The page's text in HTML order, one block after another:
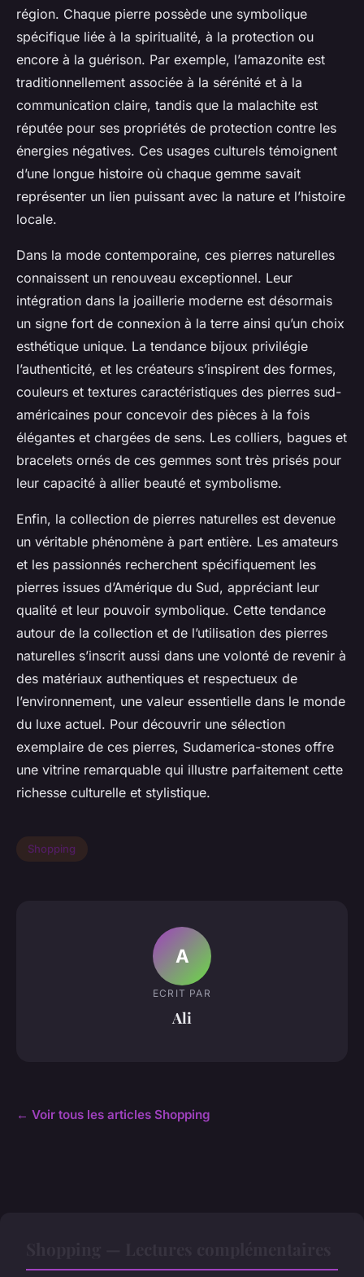
région. Chaque pierre possède une symbolique
spécifique liée à la spiritualité, à la protection ou
encore à la guérison. Par exemple, l’amazonite est
traditionnellement associée à la sérénité et à la
communication claire, tandis que la malachite est
réputée pour ses propriétés de protection contre les
énergies négatives. Ces usages culturels témoignent
d’une longue histoire où chaque gemme savait
représenter un lien puissant avec la nature et l’histoire
locale.
Dans la mode contemporaine, ces pierres naturelles
connaissent un renouveau exceptionnel. Leur
intégration dans la joaillerie moderne est désormais
un signe fort de connexion à la terre ainsi qu’un choix
esthétique unique. La tendance bijoux privilégie
l’authenticité, et les créateurs s’inspirent des formes,
couleurs et textures caractéristiques des pierres sud-
américaines pour concevoir des pièces à la fois
élégantes et chargées de sens. Les colliers, bagues et
bracelets ornés de ces gemmes sont très prisés pour
leur capacité à allier beauté et symbolisme.
Enfin, la collection de pierres naturelles est devenue
un véritable phénomène à part entière. Les amateurs
et les passionnés recherchent spécifiquement les
pierres issues d’Amérique du Sud, appréciant leur
qualité et leur pouvoir symbolique. Cette tendance
autour de la collection et de l’utilisation des pierres
naturelles s’inscrit aussi dans une volonté de revenir à
des matériaux authentiques et respectueux de
l’environnement, une valeur essentielle dans le monde
du luxe actuel. Pour découvrir une sélection
exemplaire de ces pierres, Sudamerica-stones offre
une vitrine remarquable qui illustre parfaitement cette
richesse culturelle et stylistique.
Shopping
A
ECRIT PAR
Ali
← Voir tous les articles Shopping